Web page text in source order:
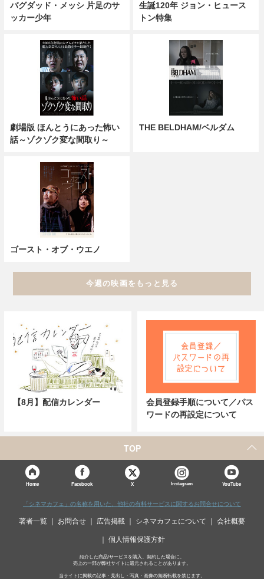
バグダッド・メッシ 片足のサ
ッカー少年
生誕120年 ジョン・ヒュース
トン特集
劇場版 ほんとうにあった怖い
話～ゾクゾク変な間取り～
THE BELDHAM/ベルダム
ゴースト・オブ・ウエノ
今週の映画をもっと見る
【8月】配信カレンダー
会員登録手順について／パス
ワードの再設定について
TOP
Home Facebook X Instagram YouTube
「シネマカフェ」の名称を用いた、他社の有料サービスに関するお問合せについて
著者一覧 お問合せ 広告掲載 シネマカフェについて 会社概要
個人情報保護方針
紹介した商品/サービスを購入、契約した場合に、
売上の一部が弊社サイトに還元されることがあります。
当サイトに掲載の記事・見出し・写真・画像の無断転載を禁じます。